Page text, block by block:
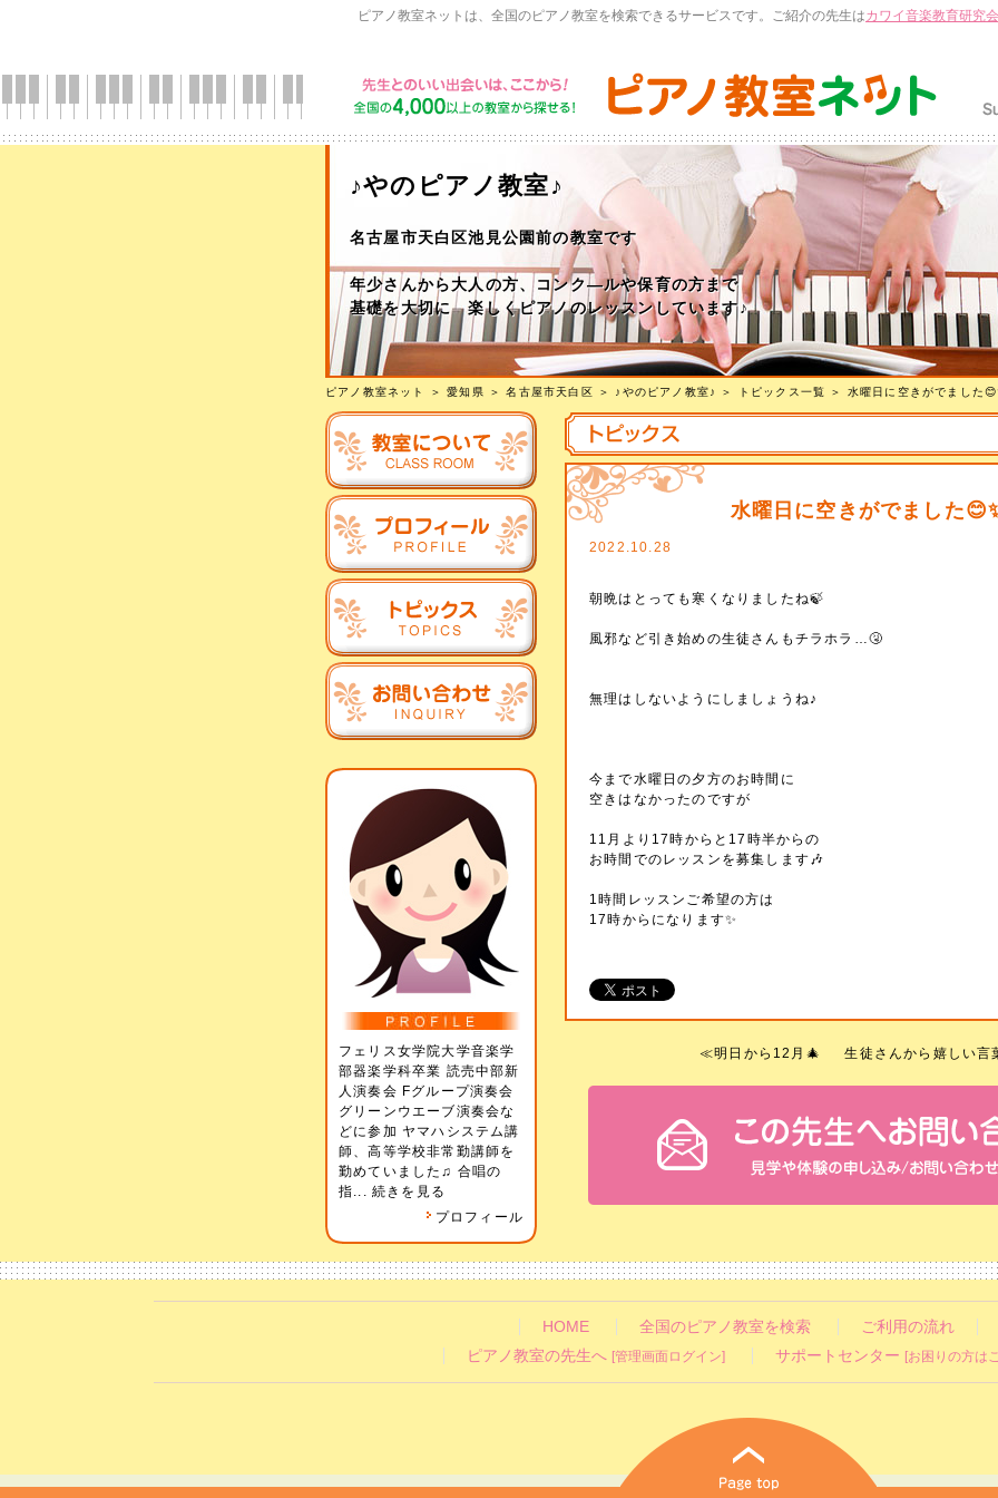
ピアノ教室ネットは、全国のピアノ教室を検索できるサービスです。ご紹介の先生はカワイ音楽教育研究会
♪やのピアノ教室♪
名古屋市天白区池見公園前の教室です
年少さんから大人の方、コンク―ルや保育の方まで
基礎を大切に 楽しくピアノのレッスンしています♪
ピアノ教室ネット ＞愛知県 ＞名古屋市天白区 ＞ ♪やのピアノ教室♪ ＞ トピックス一覧 ＞ 水曜日に空きがでました
フェリス女学院大学音楽学
部器楽学科卒業 読売中部新
人演奏会 Fグループ演奏会
グリーンウエーブ演奏会な
どに参加 ヤマハシステム講
師、高等学校非常勤講師を
勤めていました♫ 合唱の
指... 続きを見る
プロフィール
水曜日に空きがでました
2022.10.28
朝晩はとっても寒くなりましたね🍃
風邪など引き始めの生徒さんもチラホラ…🤧
無理はしないようにしましょうね♪
今まで水曜日の夕方のお時間に
空きはなかったのですが
11月より17時からと17時半からの
お時間でのレッスンを募集します🎶
1時間レッスンご希望の方は
17時からになります✨
≪明日から12月🎄 生徒さんから嬉しい言
HOME 全国のピアノ教室を検索
ご利用の流れ
ピアノ教室の先生へ [管理画面ログイン] サポートセンター [お困りの方は